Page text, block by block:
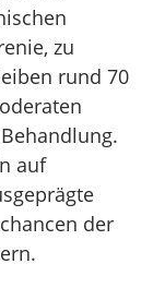
zu
rund 70
auf
der